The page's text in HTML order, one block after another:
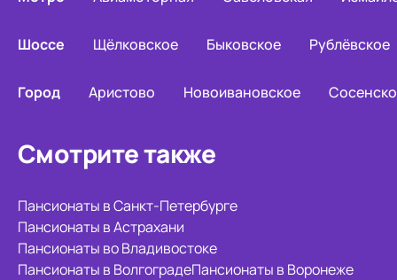
Шоссе Щёлковское Быковское Рублёвское
Город Аристово Новоивановское
Смотрите также
Пансионаты в Санкт-Петербурге
Пансионаты в Астрахани
Пансионаты во Владивостоке
Пансионаты в ВолгоградеПансионаты в Воронеже